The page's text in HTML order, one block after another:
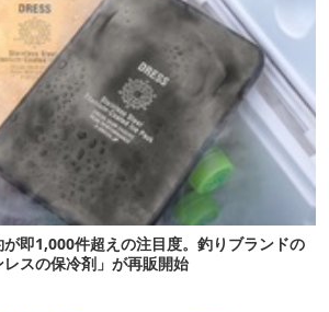
が即1,000件超えの注目度。釣りブランドの
スの保冷剤」が再販開始